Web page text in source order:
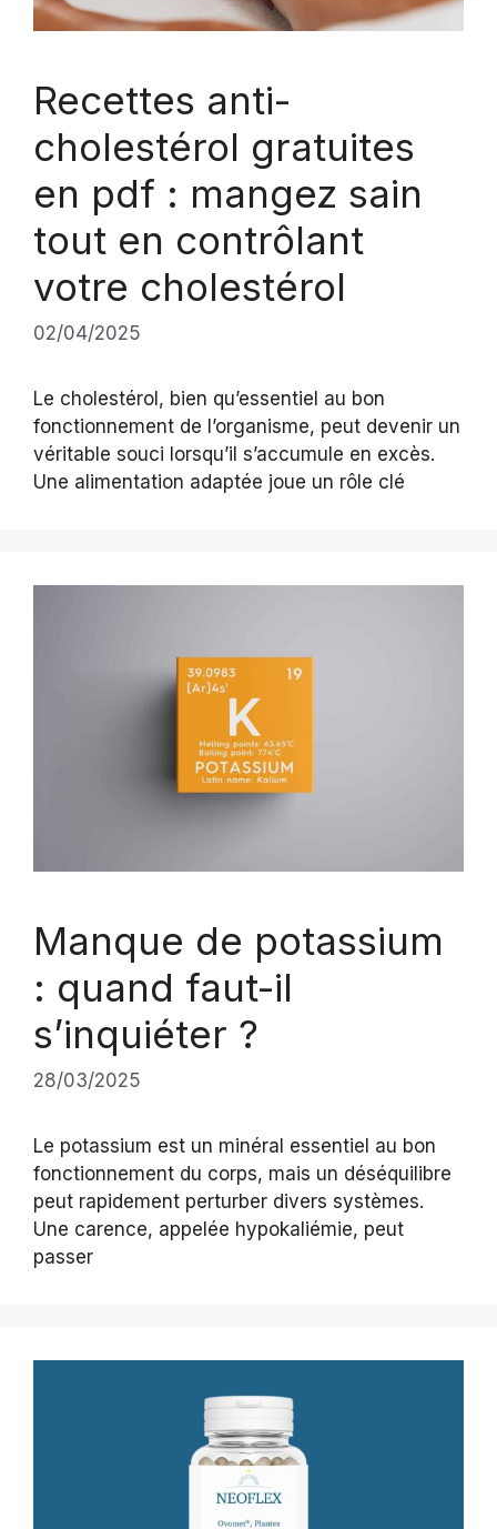
Recettes anti-
cholestérol gratuites
en pdf : mangez sain
tout en contrôlant
votre cholestérol
02/04/2025
Le cholestérol, bien qu’essentiel au bon
fonctionnement de l’organisme, peut devenir un
véritable souci lorsqu’il s’accumule en excès.
Une alimentation adaptée joue un rôle clé
Manque de potassium
: quand faut-il
s’inquiéter ?
28/03/2025
Le potassium est un minéral essentiel au bon
fonctionnement du corps, mais un déséquilibre
peut rapidement perturber divers systèmes.
Une carence, appelée hypokaliémie, peut
passer